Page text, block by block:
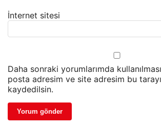
İnternet sitesi
Daha sonraki yorumlarımda
posta adresim ve site adresim bu
kaydedilsin.